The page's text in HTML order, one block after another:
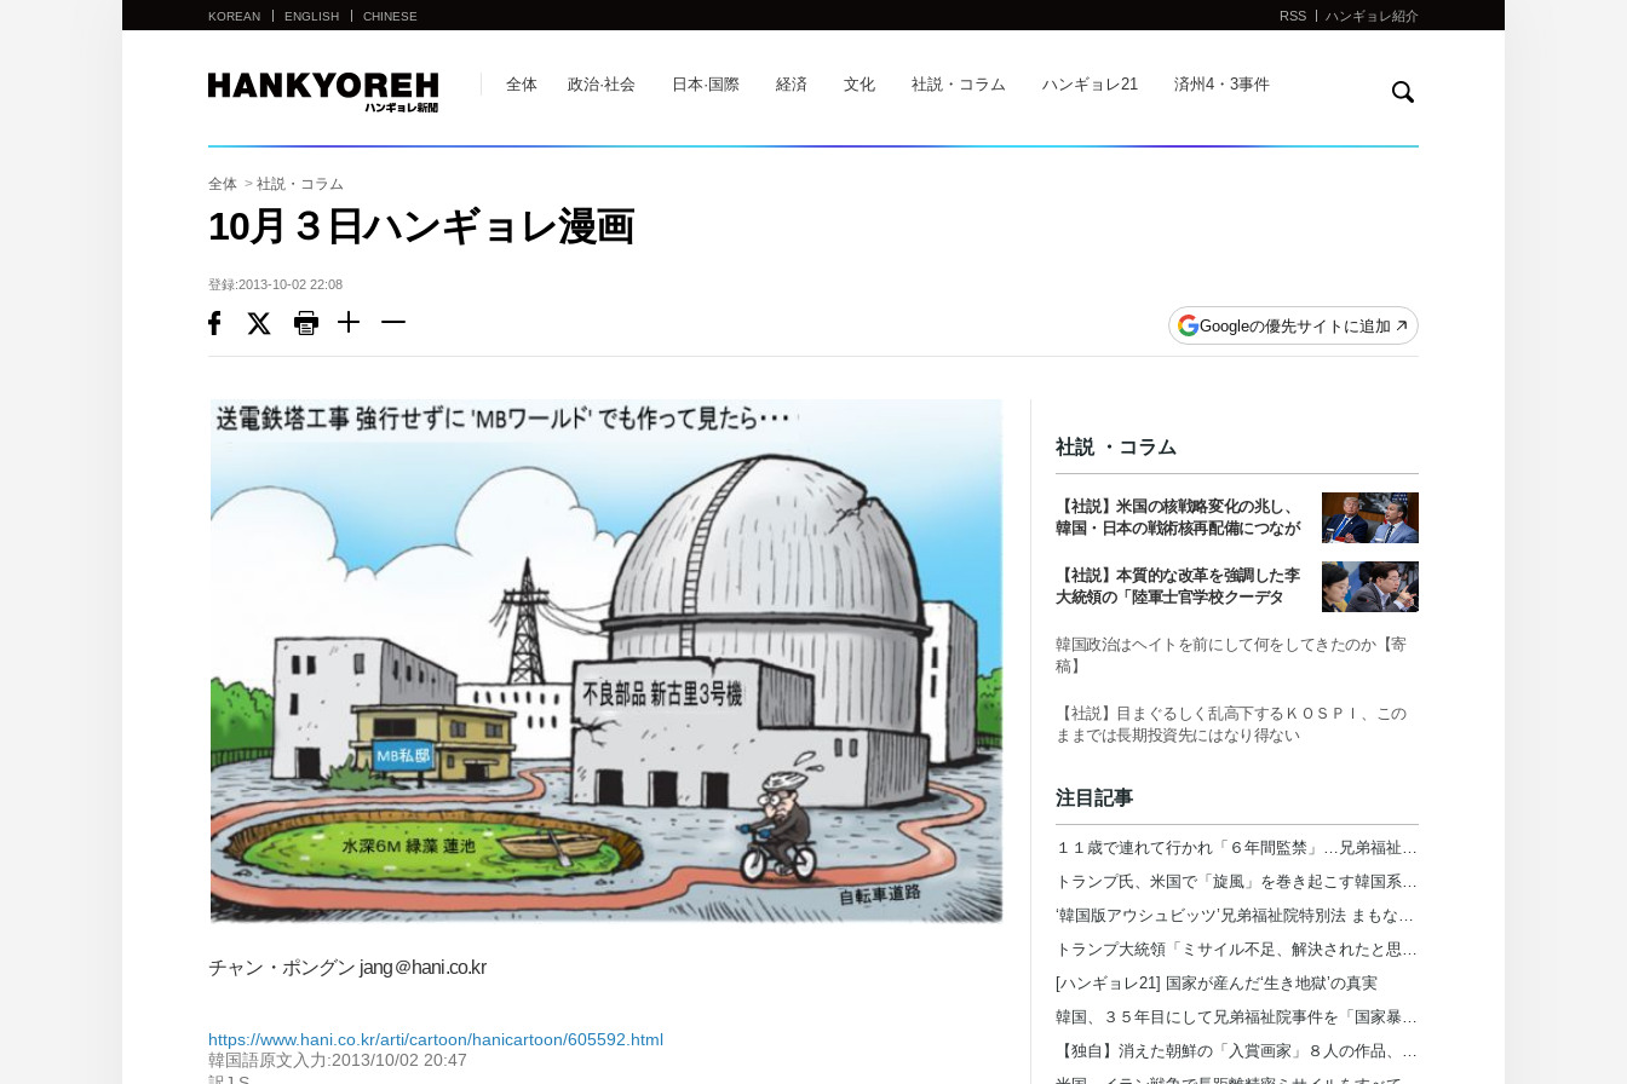
他
国
の
サ
イ
ト
の
リ
ク
다
나
라
크
KOREAN ENGLISH CHINESE
全体 政治·社会 日本·国際 経済 文化 社説・コラム ハンギョレ21 済州4・3事件
検
RSS ハンギョレ紹介
全体 > 社説・コラム
10月３日ハンギョレ漫画
登録:2013-10-02 22:08
Googleの優先サイトに追加
チャン・ポングン jang＠hani.co.kr
https://www.hani.co.kr/arti/cartoon/hanicartoon/605592.html
韓国語原文入力:2013/10/02 20:47
社説 ・コラム
【社説】米国の核戦略変化の兆し、
韓国・日本の戦術核再配備につなが
【社説】本質的な改革を強調した李
大統領の「陸軍士官学校クーデタ
韓国政治はヘイトを前にして何をしてきたのか【寄
稿】
【社説】目まぐるしく乱高下するＫＯＳＰＩ、この
ままでは長期投資先にはなり得ない
注目記事
１１歳で連れて行かれ「６年間監禁」…兄弟福祉院が私の人生を壊した＝韓国
トランプ氏、米国で「旋風」を巻き起こす韓国系知事候補を「共産主義者の狂人」と非難
‘韓国版アウシュビッツ’兄弟福祉院特別法 まもなく再発議
トランプ大統領「ミサイル不足、解決されたと思っていた」…ヘグセス長官を厳しく叱責
[ハンギョレ21] 国家が産んだ‘生き地獄’の真実
韓国、３５年目にして兄弟福祉院事件を「国家暴力」と初認定…死者は６５７人
【独自】消えた朝鮮の「入賞画家」８人の作品、日本の皇室が所蔵していた